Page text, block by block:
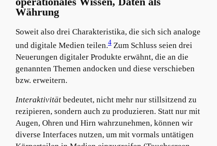
Währung
Soweit also drei Charakteristika, die sich sich analoge
und digitale Medien teilen.4 Zum Schluss seien drei
Neuerungen digitaler Produkte erwähnt, die an die
genannten Themen andocken und diese verschieben
bzw. erweitern.
Interaktivität bedeutet, nicht mehr nur stillsitzend zu
rezipieren, sondern auch zu produzieren. Statt nur mit
Augen, Ohren und Hirn wahrzunehmen, können wir
diverse Interfaces nutzen, um mit vormals untätigen